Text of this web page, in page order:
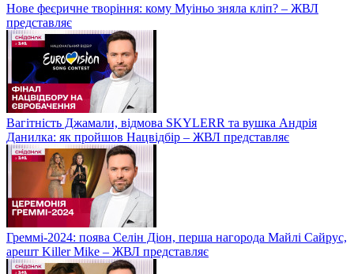
Нове феєричне творіння: кому Муіньо зняла кліп? – ЖВЛ
представляє
Вагітність Джамали, відмова SKYLERR та вушка Андрія
Данилка: як пройшов Нацвідбір – ЖВЛ представляє
Греммі-2024: поява Селін Діон, перша нагорода Майлі Сайрус,
арешт Killer Mike – ЖВЛ представляє